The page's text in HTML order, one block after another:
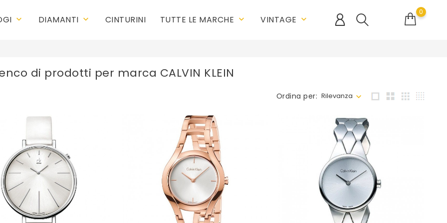
keyboard_arrow_down DIAMANTI keyboard_arrow_down CINTURINI TUTTE LE MARCHE keyboard_arrow_down VINTAGE keyboard_arrow_down
0
di prodotti per marca CALVIN KLEIN
Ordina per: Rilevanza